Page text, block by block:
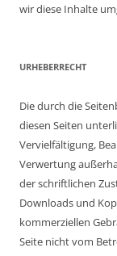
wir diese Inhalte
URHEBERRECHT
Die durch die
diesen Seiten
Vervielfältigung,
Verwertung
der schriftlichen
Downloads und
kommerziellen
Seite nicht vom